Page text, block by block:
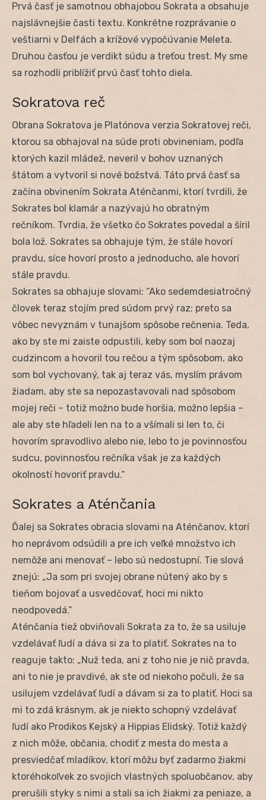
Prvá časť je samotnou obhajobou Sokrata a obsahuje
najslávnejšie časti textu. Konkrétne rozprávanie o
veštiarni v Delfách a krížové vypočúvanie Meleta.
Druhou časťou je verdikt súdu a treťou trest. My sme
sa rozhodli priblížiť prvú časť tohto diela.
Sokratova reč
Obrana Sokratova je Platónova verzia Sokratovej reči,
ktorou sa obhajoval na súde proti obvineniam, podľa
ktorých kazil mládež, neveril v bohov uznaných
štátom a vytvoril si nové božstvá. Táto prvá časť sa
začína obvinením Sokrata Aténčanmi, ktorí tvrdili, že
Sokrates bol klamár a nazývajú ho obratným
rečníkom. Tvrdia, že všetko čo Sokrates povedal a šíril
bola lož. Sokrates sa obhajuje tým, že stále hovorí
pravdu, síce hovorí prosto a jednoducho, ale hovorí
stále pravdu.
Sokrates sa obhajuje slovami: “Ako sedemdesiatročný
človek teraz stojím pred súdom prvý raz; preto sa
vôbec nevyznám v tunajšom spôsobe rečnenia. Teda,
ako by ste mi zaiste odpustili, keby som bol naozaj
cudzincom a hovoril tou rečou a tým spôsobom, ako
som bol vychovaný, tak aj teraz vás, myslím právom
žiadam, aby ste sa nepozastavovali nad spôsobom
mojej reči – totiž možno bude horšia, možno lepšia –
ale aby ste hľadeli len na to a všímali si len to, či
hovorím spravodlivo alebo nie, lebo to je povinnosťou
sudcu, povinnosťou rečníka však je za každých
okolností hovoriť pravdu.“
Sokrates a Aténčania
Ďalej sa Sokrates obracia slovami na Aténčanov, ktorí
ho neprávom odsúdili a pre ich veľké množstvo ich
nemôže ani menovať – lebo sú nedostupní. Tie slová
znejú: „Ja som pri svojej obrane nútený ako by s
tieňom bojovať a usvedčovať, hoci mi nikto
neodpovedá.“
Aténčania tiež obviňovali Sokrata za to, že sa usiluje
vzdelávať ľudí a dáva si za to platiť. Sokrates na to
reaguje takto: „Nuž teda, ani z toho nie je nič pravda,
ani to nie je pravdivé, ak ste od niekoho počuli, že sa
usilujem vzdelávať ľudí a dávam si za to platiť. Hoci sa
mi to zdá krásnym, ak je niekto schopný vzdelávať
ľudí ako Prodikos Kejský a Hippias Elidský. Totiž každý
z nich môže, občania, chodiť z mesta do mesta a
presviedčať mladíkov, ktorí môžu byť zadarmo žiakmi
ktoréhokoľvek zo svojich vlastných spoluobčanov, aby
prerušili styky s nimi a stali sa ich žiakmi za peniaze, a